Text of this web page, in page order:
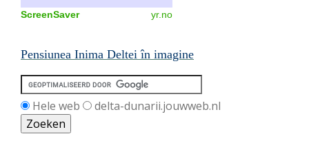
ScreenSaver yr.no
Pensiunea Inima Deltei în imagine
Hele web delta-dunarii.jouwweb.nl